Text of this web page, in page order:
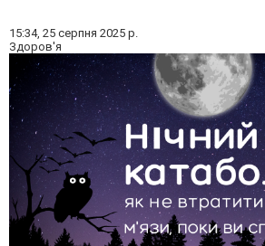
15:34, 25 серпня 2025 р.
Здоров'я